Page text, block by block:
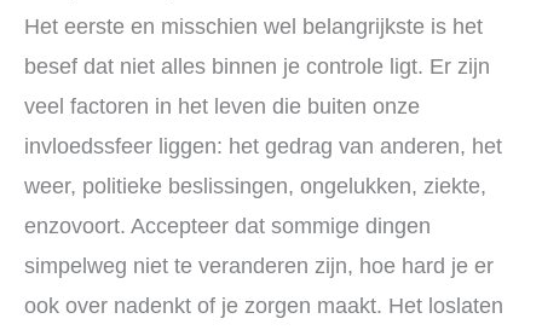
Het eerste en misschien wel belangrijkste is het
besef dat niet alles binnen je controle ligt. Er zijn
veel factoren in het leven die buiten onze
invloedssfeer liggen: het gedrag van anderen, het
weer, politieke beslissingen, ongelukken, ziekte,
enzovoort. Accepteer dat sommige dingen
simpelweg niet te veranderen zijn, hoe hard je er
ook over nadenkt of je zorgen maakt. Het loslaten